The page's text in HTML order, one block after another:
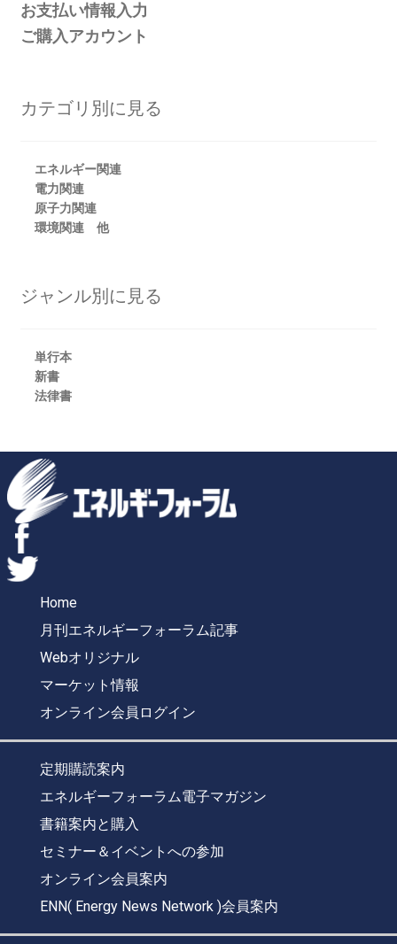
お支払い情報入力
ご購入アカウント
カテゴリ別に見る
エネルギー関連
電力関連
原子力関連
環境関連 他
ジャンル別に見る
単行本
新書
法律書
Home
月刊エネルギーフォーラム記事
Webオリジナル
マーケット情報
オンライン会員ログイン
定期購読案内
エネルギーフォーラム電子マガジン
書籍案内と購入
セミナー＆イベントへの参加
オンライン会員案内
ENN( Energy News Network )会員案内